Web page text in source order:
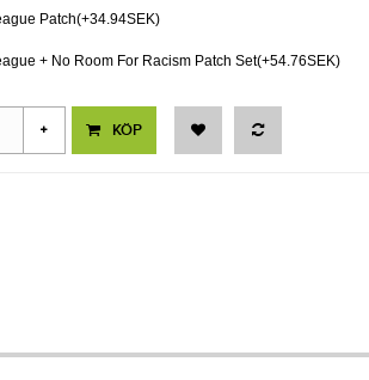
Patch(+34.94SEK)
+ No Room For Racism Patch Set(+54.76SEK)
KÖP